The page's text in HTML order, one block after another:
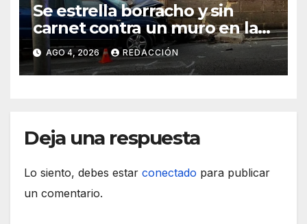
Se estrella borracho y sin
carnet contra un muro en la
ronda del Port de Manacor y
lo destroza
AGO 4, 2026 REDACCIÓN
Deja una respuesta
Lo siento, debes estar conectado para publicar
un comentario.